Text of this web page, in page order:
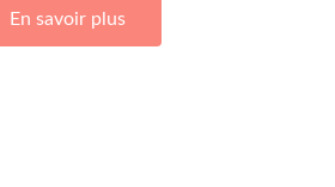
En savoir plus